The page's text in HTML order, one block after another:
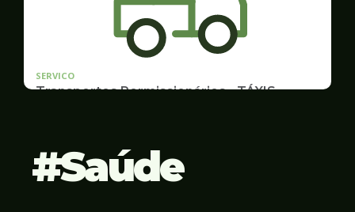
SERVICO
Transportes Permissionários - TÁXIS
Saúde